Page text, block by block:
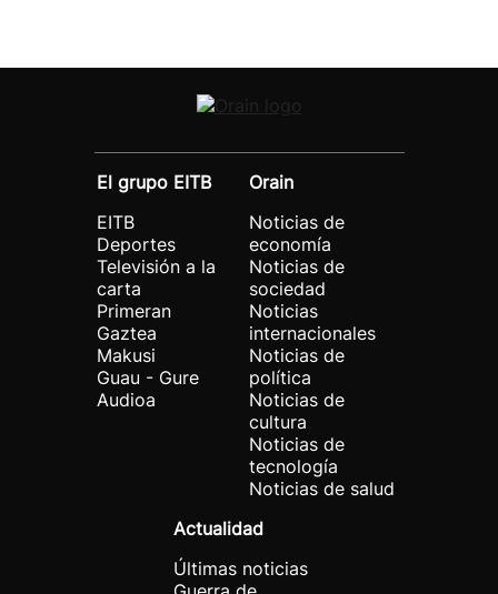
El grupo EITB
EITB
Deportes
Televisión a la
carta
Primeran
Gaztea
Makusi
Guau - Gure
Audioa
Orain
Noticias de
economía
Noticias de
sociedad
Noticias
internacionales
Noticias de
política
Noticias de
cultura
Noticias de
tecnología
Noticias de salud
Actualidad
Últimas noticias